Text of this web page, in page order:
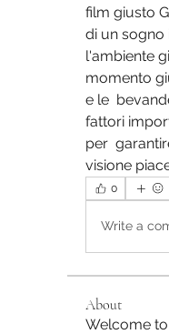
film giusto
di un sogno
l'ambiente
momento
e le
fattori
per
visione
0
Write a
About
Welcome